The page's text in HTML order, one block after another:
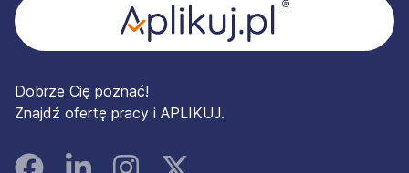
Dobrze Cię poznać!
Znajdź ofertę pracy i APLIKUJ.
FacebookLinked InInstagramInstagram